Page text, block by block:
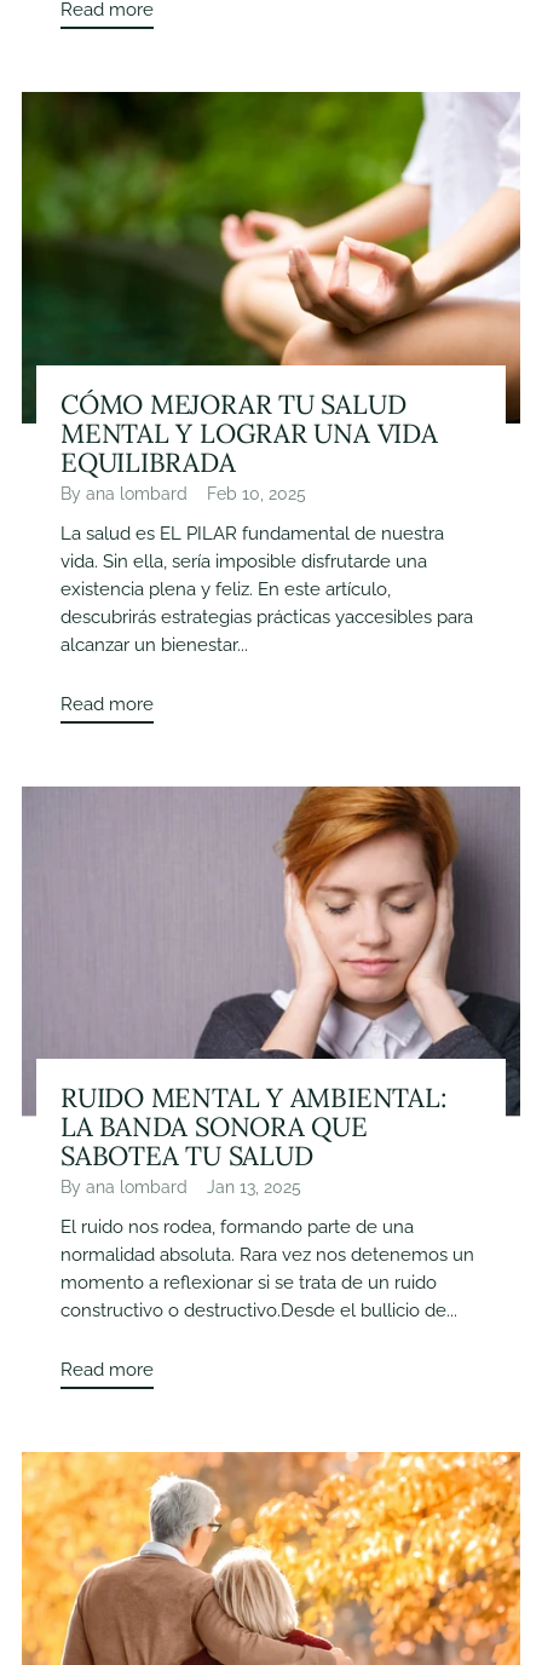
Read more
CÓMO MEJORAR TU SALUD
MENTAL Y LOGRAR UNA VIDA
EQUILIBRADA
By ana lombard Feb 10, 2025
La salud es EL PILAR fundamental de nuestra
vida. Sin ella, sería imposible disfrutarde una
existencia plena y feliz. En este artículo,
descubrirás estrategias prácticas yaccesibles para
alcanzar un bienestar...
Read more
RUIDO MENTAL Y AMBIENTAL:
LA BANDA SONORA QUE
SABOTEA TU SALUD
By ana lombard Jan 13, 2025
El ruido nos rodea, formando parte de una
normalidad absoluta. Rara vez nos detenemos un
momento a reflexionar si se trata de un ruido
constructivo o destructivo.Desde el bullicio de...
Read more